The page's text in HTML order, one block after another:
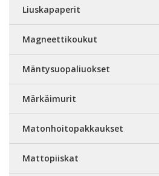
Liuskapaperit
Magneettikoukut
Mäntysuopaliuokset
Märkäimurit
Matonhoitopakkaukset
Mattopiiskat